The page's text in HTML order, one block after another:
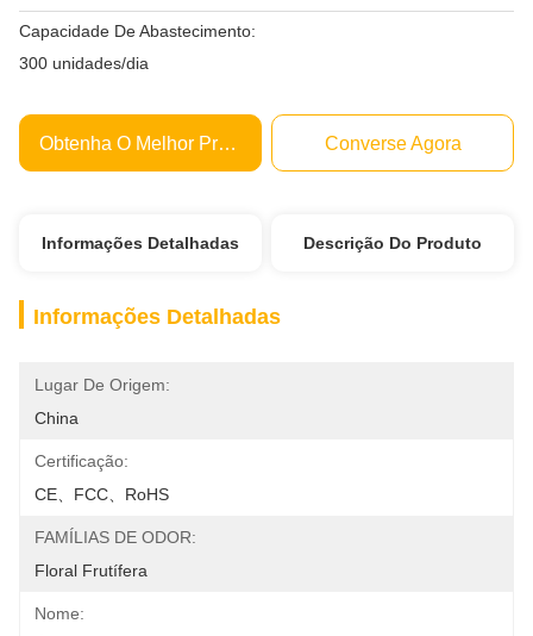
Capacidade De Abastecimento:
300 unidades/dia
Obtenha O Melhor Preço Converse Agora
Informações Detalhadas Descrição Do Produto
Informações Detalhadas
Lugar De Origem:
China
Certificação:
CE、FCC、RoHS
FAMÍLIAS DE ODOR:
Floral Frutífera
Nome: